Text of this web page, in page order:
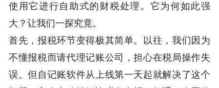
使用它进行自助式的财税处理。它为何如此强
大？让我们一探究竟。
首先，报税环节变得极其简单。以往，我们因为
不懂报税而请代理记账公司，担心在税局操作失
误。但自记账软件从上线第一天起就解决了这个